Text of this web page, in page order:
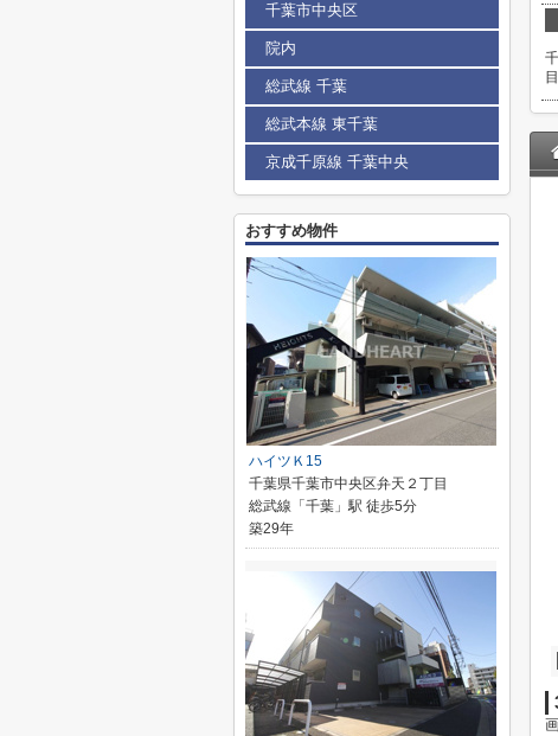
目
千葉市中央区
院内
総武線 千葉
総武本線 東千葉
京成千原線 千葉中央
おすすめ物件
ハイツＫ15
千葉県千葉市中央区弁天２丁目
総武線「千葉」駅 徒歩5分
築29年